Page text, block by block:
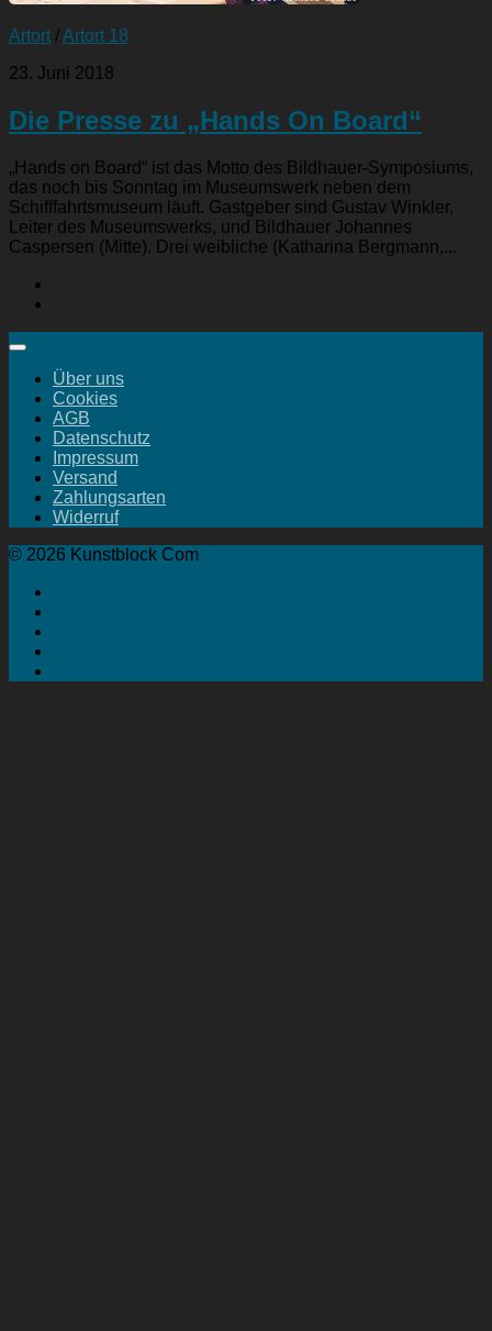
Artort /Artort 18
23. Juni 2018
Die Presse zu „Hands On Board“
„Hands on Board“ ist das Motto des Bildhauer-Symposiums,
das noch bis Sonntag im Museumswerk neben dem
Schifffahrtsmuseum läuft. Gastgeber sind Gustav Winkler,
Leiter des Museumswerks, und Bildhauer Johannes
Caspersen (Mitte). Drei weibliche (Katharina Bergmann,...
Über uns
Cookies
AGB
Datenschutz
Impressum
Versand
Zahlungsarten
Widerruf
© 2026 Kunstblock Com